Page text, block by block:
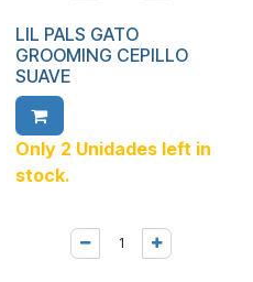
LIL PALS GATO
GROOMING CEPILLO
SUAVE
Only 2 Unidades left in
stock.